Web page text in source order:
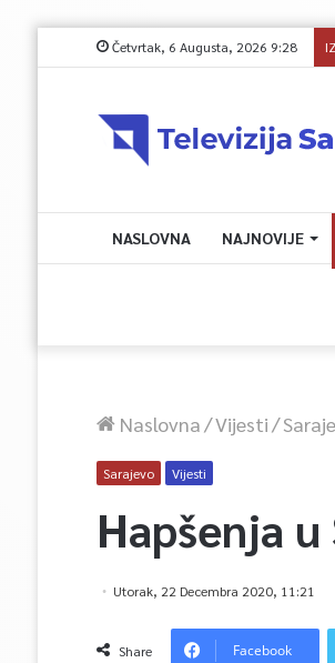
Četvrtak, 6 Augusta, 2026 9:28
NASLOVNA NAJNOVIJE
Naslovna/Vijesti/
Sarajevo Vijesti
Hapšenja
Utorak, 22 Decembra 2020, 11:21
Share Facebook